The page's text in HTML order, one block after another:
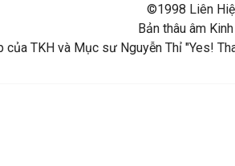
©1998 Liên
Bản thâu âm
của TKH và Mục sư Nguyễn Thỉ "Yes!